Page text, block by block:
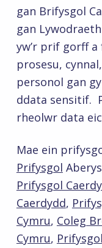
gan Brifysgol
gan
yw’r prif gorff
prosesu,
personol gan
ddata sensitif.
rheolwr data
Mae ein
Prifysgol
Prifysgol
Caerdydd,
Cymru, Coleg
Cymru,